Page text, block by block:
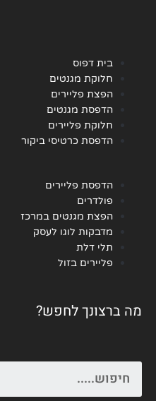
בית דפוס
חלוקת מגנטים
הפצת פליירים
הדפסת מגנטים
חלוקת פליירים
הדפסת כרטיסי ביקור
הדפסת פליירים
פולדרים
הפצת מגנטים במרכז
מדבקות לוגו לעסק
תלי דלת
פליירים בזול
מה ברצונך לחפש?